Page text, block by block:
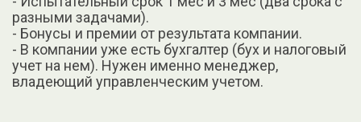
разными задачами).
- Бонусы и премии от результата компании.
- В компании уже есть бухгалтер (бух и налоговый
учет на нем). Нужен именно менеджер,
владеющий управленческим учетом.